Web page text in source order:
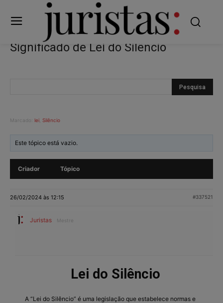
Significado de Lei do Silêncio
Marcado: lei Silêncio
Este tópico está vazio.
Criador Tópico
26/02/2024 às 12:15 #337521
Juristas Mestre
Lei do Silêncio
A “Lei do Silêncio” é uma legislação que estabelece normas e